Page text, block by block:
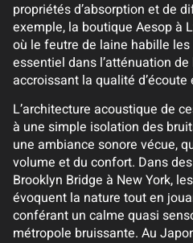
propriétés d’absorption et de
exemple, la boutique Aesop à
où le feutre de laine habille
essentiel dans l’atténuation
accroissant la qualité d’écoute
L’architecture acoustique de
à une simple isolation des
une ambiance sonore vécue,
volume et du confort. Dans
Brooklyn Bridge à New York,
évoquent la nature tout en
conférant un calme quasi
métropole bruissante. Au